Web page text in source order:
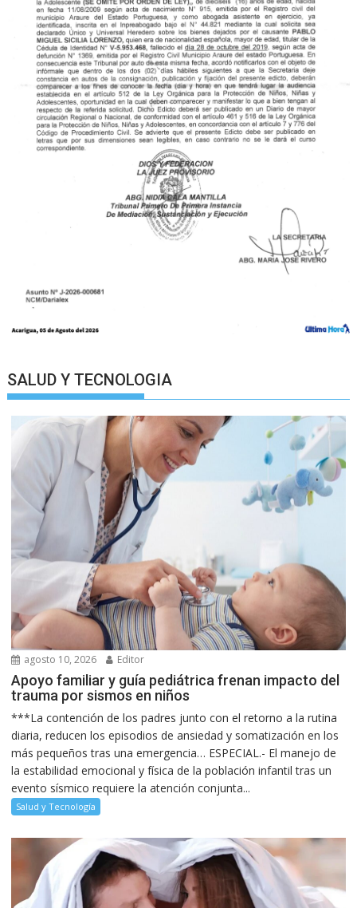
SALUD Y TECNOLOGIA
agosto 10, 2026 Editor
Apoyo familiar y guía pediátrica frenan impacto del
trauma por sismos en niños
***La contención de los padres junto con el retorno a la rutina
diaria, reducen los episodios de ansiedad y somatización en los
más pequeños tras una emergencia… ESPECIAL.- El manejo de
la estabilidad emocional y física de la población infantil tras un
evento sísmico requiere la atención conjunta...
Salud y Tecnología